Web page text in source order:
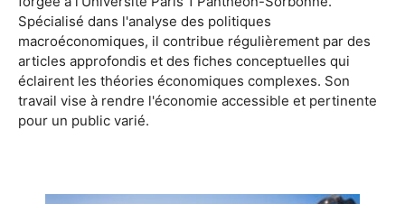
Spécialisé dans l'analyse des politiques
macroéconomiques, il contribue régulièrement par des
articles approfondis et des fiches conceptuelles qui
éclairent les théories économiques complexes. Son
travail vise à rendre l'économie accessible et pertinente
pour un public varié.